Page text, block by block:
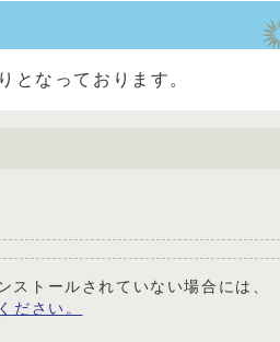
となっております。
トールされていない場合には、
ださい。